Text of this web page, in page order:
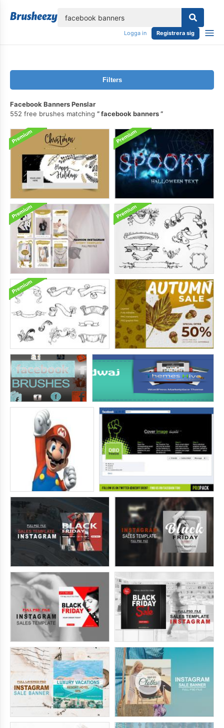
Logga in Registrera sig
Filters
Facebook Banners Penslar
552 free brushes matching
facebook banners